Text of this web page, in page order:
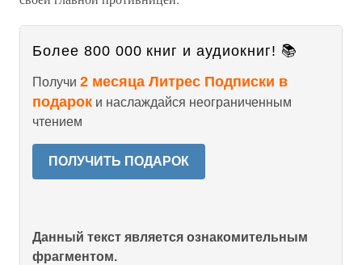
Более 800 000 книг и аудиокниг! 📚
Получи 2 месяца Литрес Подписки в
подарок и наслаждайся неограниченным
чтением
ПОЛУЧИТЬ ПОДАРОК
Данный текст является ознакомительным
фрагментом.